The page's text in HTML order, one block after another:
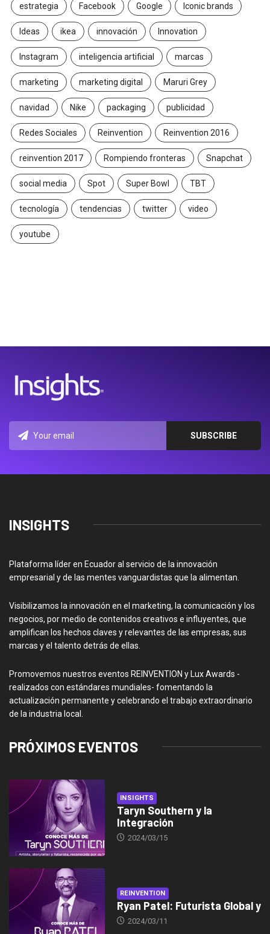
estrategia Facebook Google Iconic brands
Ideas ikea innovación Innovation
Instagram inteligencia artificial marcas
marketing marketing digital Maruri Grey
navidad Nike packaging publicidad
Redes Sociales Reinvention Reinvention 2016
reinvention 2017 Rompiendo fronteras Snapchat
social media Spot Super Bowl TBT
tecnología tendencias twitter video
youtube
INSIGHTS
Plataforma líder en Ecuador al servicio de la innovación
empresarial y de las mentes vanguardistas que la alimentan.
Visibilizamos la innovación en el marketing, la comunicación y los
negocios, por medio de contenidos creativos e influyentes, que
amplifican los hechos claves y relevantes de las empresas, sus
marcas y el talento detrás de ellas.
Promovemos nuestros eventos REINVENTION y Lux Awards -
realizados con estándares mundiales- fomentando la
actualización permanente y celebrando el trabajo extraordinario
de la industria local.
PRÓXIMOS EVENTOS
INSIGHTS
Taryn Southern y la
Integración
2024/03/15
REINVENTION
Ryan Patel: Futurista Global y
2024/03/11